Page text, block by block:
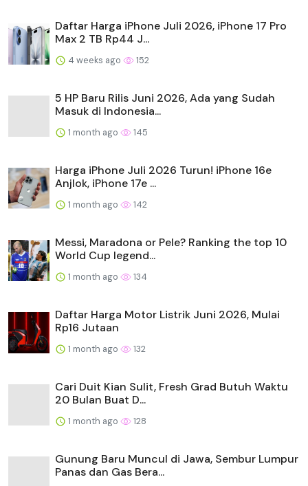
Daftar Harga iPhone Juli 2026, iPhone 17 Pro
Max 2 TB Rp44 J...
4 weeks ago 152
5 HP Baru Rilis Juni 2026, Ada yang Sudah
Masuk di Indonesia...
1 month ago 145
Harga iPhone Juli 2026 Turun! iPhone 16e
Anjlok, iPhone 17e ...
1 month ago 142
Messi, Maradona or Pele? Ranking the top 10
World Cup legend...
1 month ago 134
Daftar Harga Motor Listrik Juni 2026, Mulai
Rp16 Jutaan
1 month ago 132
Cari Duit Kian Sulit, Fresh Grad Butuh Waktu
20 Bulan Buat D...
1 month ago 128
Gunung Baru Muncul di Jawa, Sembur Lumpur
Panas dan Gas Bera...